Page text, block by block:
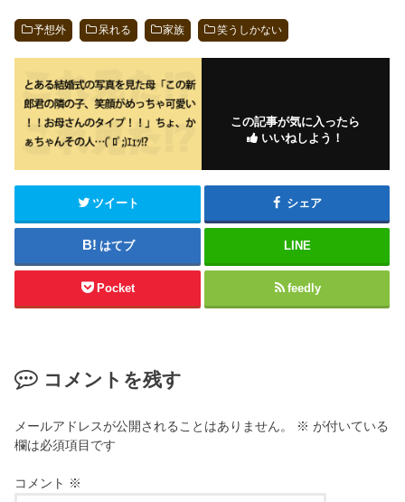
予想外 呆れる 家族 笑うしかない
この記事が気に入ったら
いいねしよう！
ツイート シェア
はてブ LINE
Pocket feedly
コメントを残す
メールアドレスが公開されることはありません。 ※ が付いている
欄は必須項目です
コメント ※